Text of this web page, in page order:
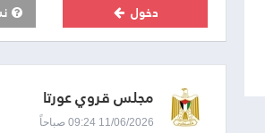
دخول
مجلس قروي عورتا
11/06/2026 09:24 صباحاً